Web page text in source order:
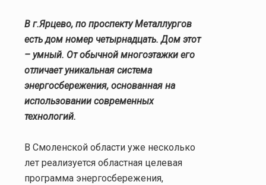
В г.Ярцево, по проспекту Металлургов
есть дом номер четырнадцать. Дом этот
– умный. От обычной многоэтажки его
отличает уникальная система
энергосбережения, основанная на
использовании современных
технологий.
В Смоленской области уже несколько
лет реализуется областная целевая
программа энергосбережения,